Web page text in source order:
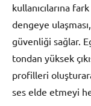
kullanıcılarına
dengeye
güvenliği sağlar.
tondan yüksek
profilleri
ses elde etmeyi